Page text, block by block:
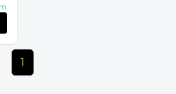
1